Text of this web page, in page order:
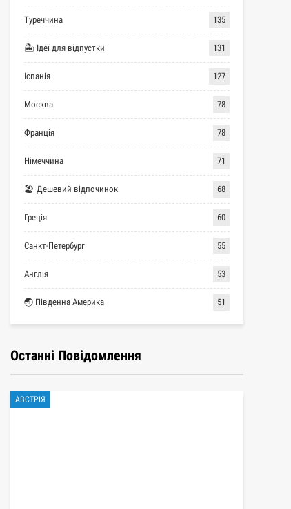
Туреччина 135
🏝 Ідеї для відпустки 131
Іспанія 127
Москва 78
Франція 78
Німеччина 71
🏖 Дешевий відпочинок 68
Греція 60
Санкт-Петербург 55
Англія 53
🌏 Південна Америка 51
Останні Повідомлення
АВСТРІЯ